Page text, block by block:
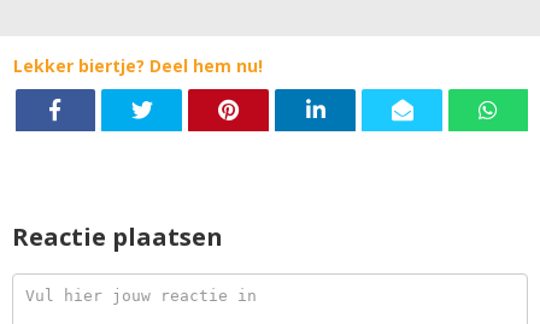
Lekker biertje? Deel hem nu!
Reactie plaatsen